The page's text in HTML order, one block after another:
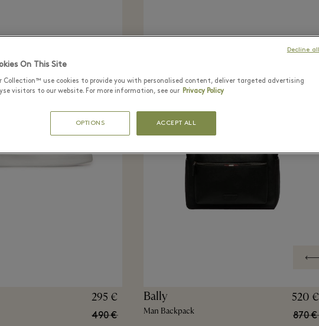
295 €
490 €
Bally
Man Backpack
520 €
870 €
On This Site
Collection™ use cookies to provide you with personalised content, deliver targeted advertising
visitors to our website. For more information, see our Privacy Policy
OPTIONS ACCEPT ALL
Decline all